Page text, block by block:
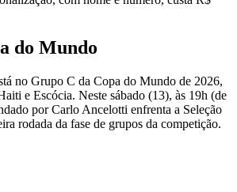
do Mundo
no Grupo C da Copa do Mundo de 2026,
e Escócia. Neste sábado (13), às 19h (de
por Carlo Ancelotti enfrenta a Seleção
rodada da fase de grupos da competição.